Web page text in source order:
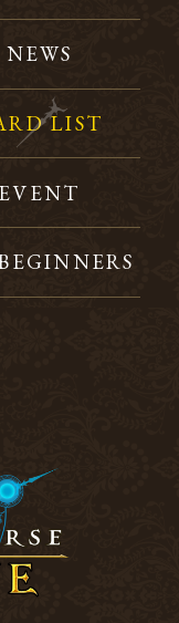
NEWS
LIST
EVENT